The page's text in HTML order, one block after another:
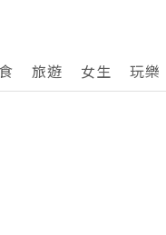
旅遊 女生 玩樂